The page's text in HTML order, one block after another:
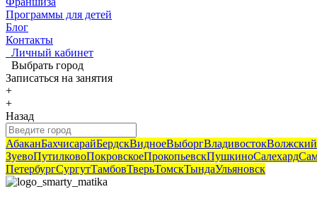
Программы для детей
Блог
Контакты
Личный кабинет
Выбрать город
Записаться на занятия
+
+
Назад
АбаканБахчисарайБердскВидноеВыборгВладивостокВолжский
ЗуевоПутилковоПокровскоеПрокопьевскПушкиноСалехард
ПетербургСургутТамбовТверьТомскТындаУльяновск